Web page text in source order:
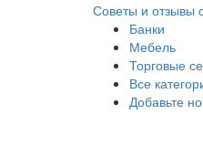
Советы и отзывы
Банки
Мебель
Торговые
Все
Добавьте